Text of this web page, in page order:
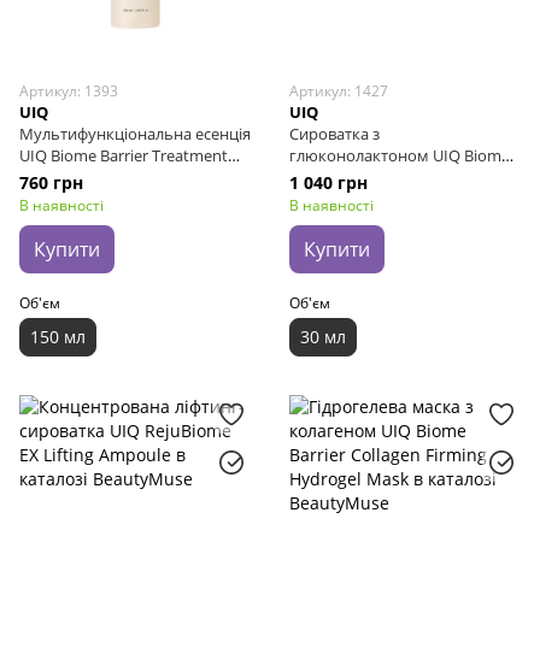
Артикул: 1393
UIQ
Мультифункціональна есенція
UIQ Biome Barrier Treatment
Essence, 150 мл
760 грн
В наявності
Купити
Об'єм
150 мл
Артикул: 1427
UIQ
Сироватка з
глюконолактоном UIQ Biome
Barrier™ PHA Glow Refining
Ampoule, 30 мл
1 040 грн
В наявності
Купити
Об'єм
30 мл